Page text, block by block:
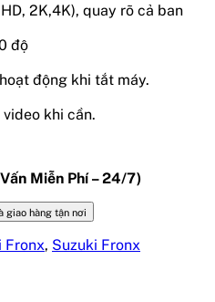
2K,4K), quay rõ cả ban
độ
động khi tắt máy.
khi cần.
Miễn Phí – 24/7)
giao hàng tận nơi
Fronx, Suzuki Fronx